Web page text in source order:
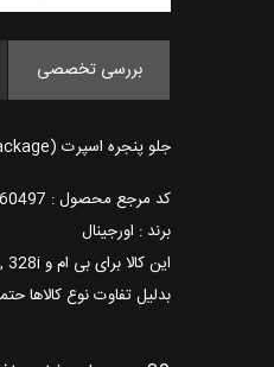
بررسی تخصصی
جلو پنجره اسپرت (M Aerodynamics package) سمت چپ بی ام و سری 3 سال های 2011 تا 2015
کد مرجع محصول : 51137260497
برند : اورجینال
این کالا برای بی ام و 320i , 325i , 330i , 335i , 328i مدلهای (F30 - F30 LCI - F31 - F31 LCI - F35 - F35 LCI) مورد استفاده می باشد.
بدلیل تفاوت نوع کالاها